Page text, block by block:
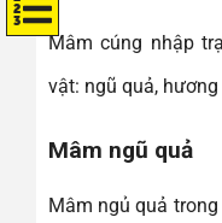
Mâm cúng nhập
vật: ngũ quả,
Mâm ngũ quả
Mâm ngủ quả